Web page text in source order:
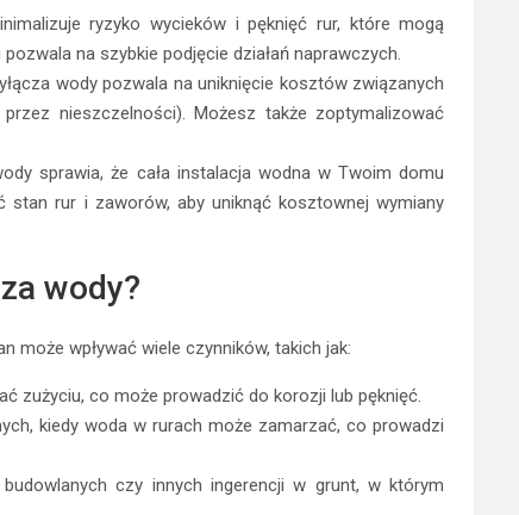
ryzyko wycieków i pęknięć rur, które mogą
na szybkie podjęcie działań naprawczych.
wody pozwala na uniknięcie kosztów związanych
nieszczelności). Możesz także zoptymalizować
sprawia, że cała instalacja wodna w Twoim domu
stan rur i zaworów, aby uniknąć kosztownej wymiany
wody?
może wpływać wiele czynników, takich jak:
zużyciu, co może prowadzić do korozji lub pęknięć.
kiedy woda w rurach może zamarzać, co prowadzi
czy innych ingerencji w grunt, w którym